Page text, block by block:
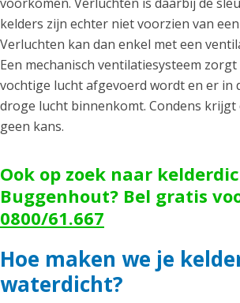
kelders zijn echter niet voorzien van
Verluchten kan dan enkel met een
Een mechanisch ventilatiesysteem
vochtige lucht afgevoerd wordt en er in
droge lucht binnenkomt. Condens krijgt
geen kans.
Ook op zoek naar
Buggenhout? Bel gratis
0800/61.667
Hoe maken we je
waterdicht?